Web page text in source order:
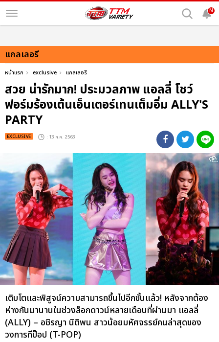
N
แกลเลอรี
หน้าแรก exclusive แกลเลอรี
สวย น่ารักมาก! ประมวลภาพ แอลลี่ โชว์
ฟอร์มร้องเต้นเอ็นเตอร์เทนเต็มอิ่ม ALLY'S
PARTY
EXCLUSIVE : 13 ก.ค. 2563
เติบโตและพิสูจน์ความสามารถขึ้นไปอีกขั้นแล้ว! หลังจากต้อง
ห่างกันมานานในช่วงล็อกดาวน์หลายเดือนที่ผ่านมา แอลลี่
(ALLY) – อชิรญา นิติพน สาวน้อยมหัศจรรย์คนล่าสุดของ
วงการทีป็อป (T-POP)